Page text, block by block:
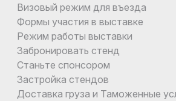
Визовый режим для въезда
Формы участия в выставке
Режим работы выставки
Забронировать стенд
Станьте спонсором
Застройка стендов
Доставка груза и Таможенные